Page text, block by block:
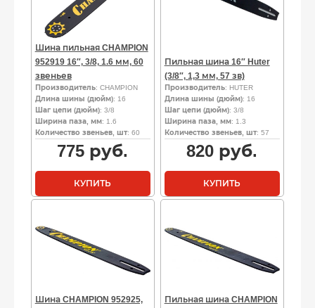
Шина пильная CHAMPION
952919 16″, 3/8, 1.6 мм, 60
звеньев
Производитель: CHAMPION
Длина шины (дюйм): 16
Шаг цепи (дюйм): 3/8
Ширина паза, мм: 1.6
Количество звеньев, шт: 60
775 руб.
КУПИТЬ
Пильная шина 16″ Huter
(3/8″, 1,3 мм, 57 зв)
Производитель: HUTER
Длина шины (дюйм): 16
Шаг цепи (дюйм): 3/8
Ширина паза, мм: 1.3
Количество звеньев, шт: 57
820 руб.
КУПИТЬ
Шина CHAMPION 952925,
Пильная шина CHAMPION